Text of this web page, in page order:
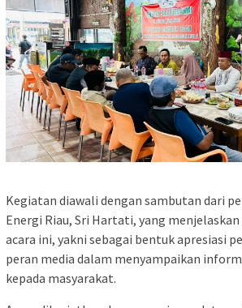
Kegiatan diawali dengan sambutan dari
Energi Riau, Sri Hartati, yang
acara ini, yakni sebagai bentuk apresiasi
peran media dalam menyampaikan
kepada masyarakat.